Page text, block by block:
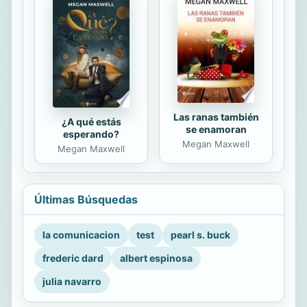
¿A qué estás
esperando?
Megan Maxwell
Las ranas también
se enamoran
Megan Maxwell
Últimas Búsquedas
la comunicacion test
pearl s. buck
frederic dard
albert espinosa
julia navarro